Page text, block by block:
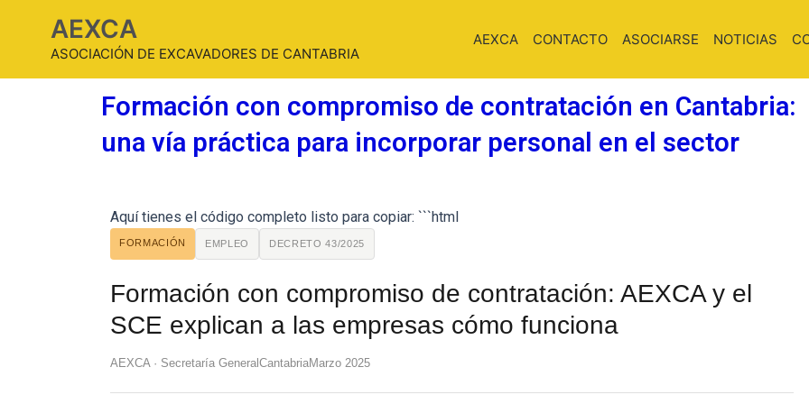
AEXCA
ASOCIACIÓN DE EXCAVADORES DE CANTABRIA
AEXCA CONTACTO ASOCIARSE NOTICIAS
Formación con compromiso de contratación en Cantabria:
una vía práctica para incorporar personal en el sector
Aquí tienes el código completo listo para copiar: ```html
FORMACIÓN EMPLEO DECRETO 43/2025
Formación con compromiso de contratación: AEXCA y el
SCE explican a las empresas cómo funciona
AEXCA · Secretaría General CantabriaMarzo 2025